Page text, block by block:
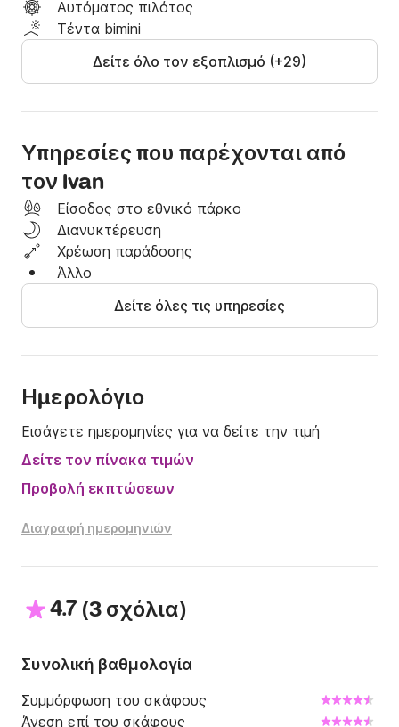
Αυτόματος πιλότος
Τέντα bimini
Δείτε όλο τον εξοπλισμό (+29)
Υπηρεσίες που παρέχονται από
τον Ivan
Είσοδος στο εθνικό πάρκο
Διανυκτέρευση
Χρέωση παράδοσης
Άλλο
Δείτε όλες τις υπηρεσίες
Ημερολόγιο
Εισάγετε ημερομηνίες για να δείτε την τιμή
Δείτε τον πίνακα τιμών
Προβολή εκπτώσεων
Διαγραφή ημερομηνιών
4.7 (3 σχόλια)
Συνολική βαθμολογία
Συμμόρφωση του σκάφους
Άνεση επί του σκάφους